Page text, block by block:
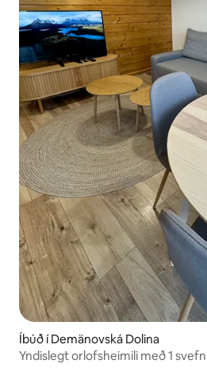
Íbúð í Demänovská Dolina
Yndislegt orlofsheimili með 1